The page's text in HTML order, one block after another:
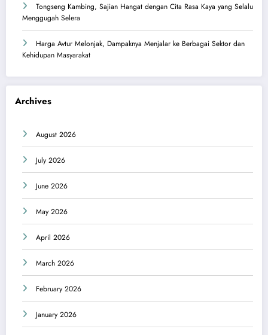
Tongseng Kambing, Sajian Hangat dengan Cita Rasa Kaya yang Selalu
Menggugah Selera
Harga Avtur Melonjak, Dampaknya Menjalar ke Berbagai Sektor dan
Kehidupan Masyarakat
Archives
August 2026
July 2026
June 2026
May 2026
April 2026
March 2026
February 2026
January 2026